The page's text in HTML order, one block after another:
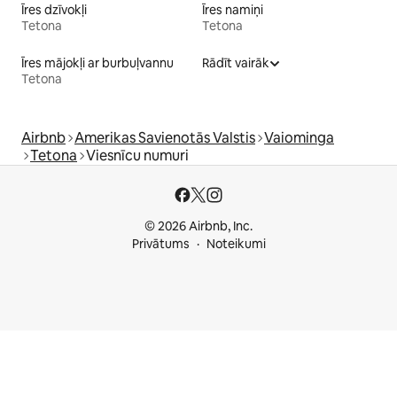
Īres dzīvokļi
Tetona
Īres namiņi
Tetona
Īres mājokļi ar burbuļvannu
Tetona
Rādīt vairāk
Airbnb Amerikas Savienotās Valstis Vaiominga
Tetona Viesnīcu numuri
© 2026 Airbnb, Inc.
Privātums
Noteikumi